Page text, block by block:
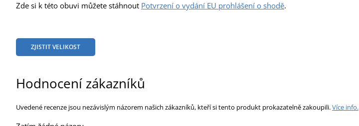
Zde si k této obuvi můžete stáhnout Potvrzení o vydání EU prohlášení o shodě.
ZJISTIT VELIKOST
Hodnocení zákazníků
Uvedené recenze jsou nezávislým názorem našich zákazníků, kteří si tento produkt prokazatelně zakoupili.Více info.